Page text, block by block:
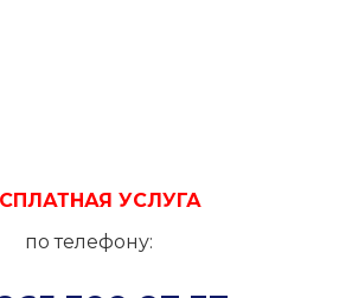
УСЛУГА
по телефону: